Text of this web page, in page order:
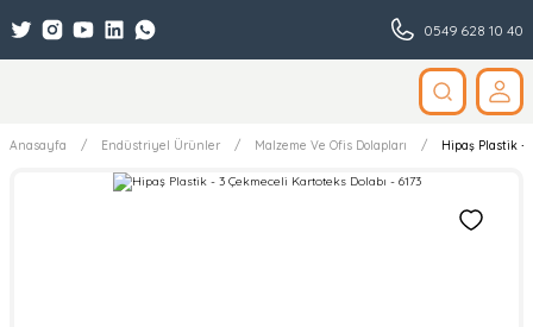
0549 628 10 40
Anasayfa Endüstriyel Ürünler Malzeme Ve Ofis Dolapları Hipaş Plastik -